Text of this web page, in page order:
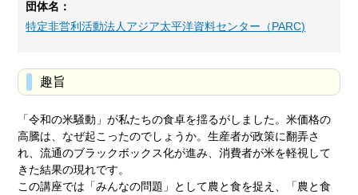
団体名：
特定非営利活動法人アジア太平洋資料センター（PARC)
趣旨
「令和の米騒動」が私たちの食卓を揺るがしました。米価格の
高騰は、なぜ起こったのでしょうか。生産者が政策に翻弄さ
れ、流通のブラックボックス化が進み、消費者が米を軽視して
きた結果の現れです。
この講座では「みんなの問題」として農と食を捉え、「農と食